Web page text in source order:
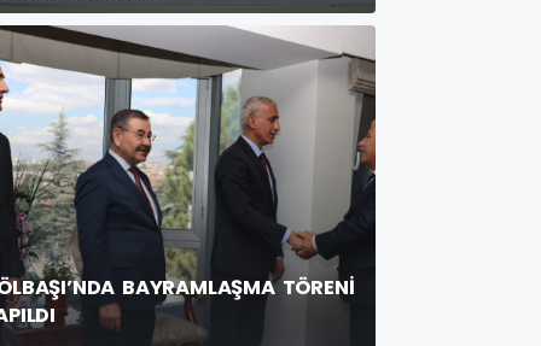
BAYRAMLAŞMA TÖRENİ